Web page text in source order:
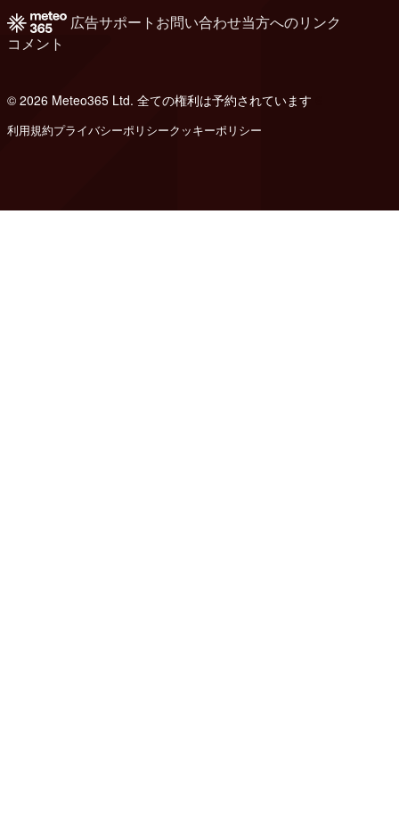
広告サポート お問い合わせ当方へのリンク
コメント
© 2026 Meteo365 Ltd. 全ての権利は予約されています
利用規約プライバシーポリシークッキーポリシー